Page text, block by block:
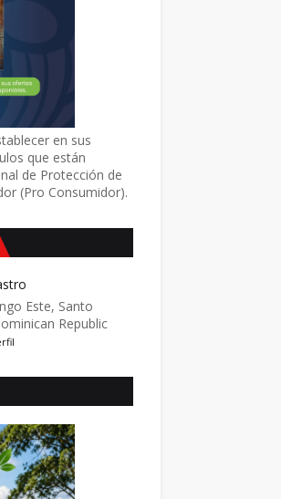
en sus
que están
de Protección de
(Pro Consumidor).
Este, Santo
Republic